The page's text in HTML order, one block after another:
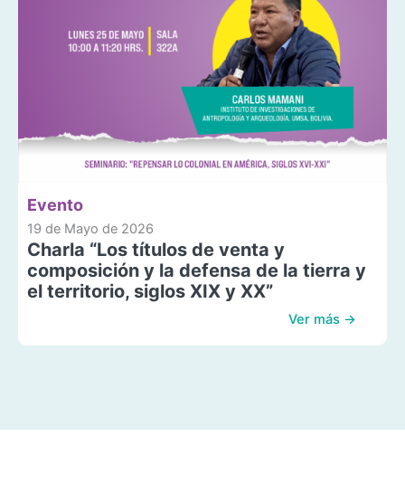
Evento
19 de Mayo de 2026
Charla “Los títulos de venta y
composición y la defensa de la tierra y
el territorio, siglos XIX y XX”
Ver más →